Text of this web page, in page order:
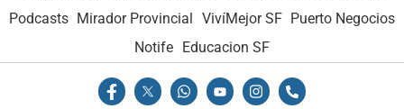
Podcasts Mirador Provincial VivíMejor SF Puerto Negocios
Notife
Educacion SF